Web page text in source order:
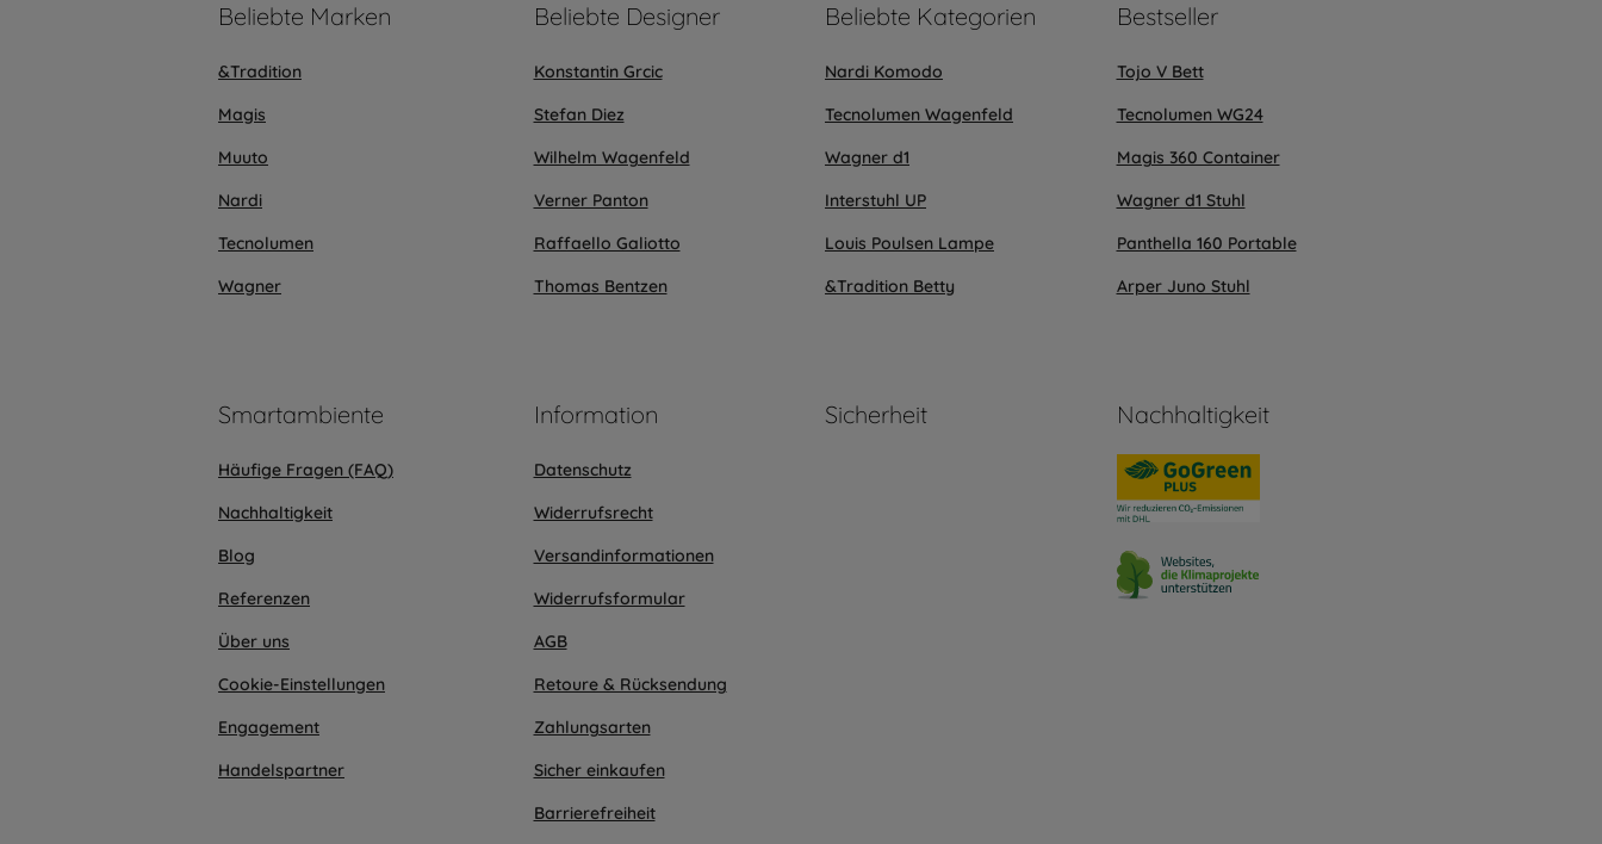
Beliebte Marken
&Tradition
Magis
Muuto
Nardi
Tecnolumen
Wagner
Beliebte Designer
Konstantin Grcic
Stefan Diez
Wilhelm Wagenfeld
Verner Panton
Raffaello Galiotto
Thomas Bentzen
Beliebte Kategorien
Nardi Komodo
Tecnolumen Wagenfeld
Wagner d1
Interstuhl UP
Louis Poulsen Lampe
&Tradition Betty
Bestseller
Tojo V Bett
Tecnolumen WG24
Magis 360 Container
Wagner d1 Stuhl
Panthella 160 Portable
Arper Juno Stuhl
Smartambiente
Häufige Fragen (FAQ)
Nachhaltigkeit
Blog
Referenzen
Über uns
Cookie-Einstellungen
Engagement
Handelspartner
Information
Datenschutz
Widerrufsrecht
Versandinformationen
Widerrufsformular
AGB
Retoure & Rücksendung
Zahlungsarten
Sicher einkaufen
Barrierefreiheit
Sicherheit Nachhaltigkeit